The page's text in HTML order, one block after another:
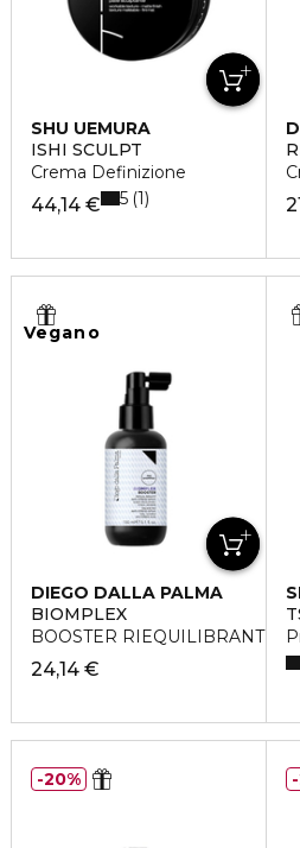
SHU UEMURA
ISHI SCULPT
Crema Definizione
44,14 € 5 1
Vegano
DIEGO DALLA PALMA
BIOMPLEX
BOOSTER RIEQUILIBRANTE
24,14 €
20%